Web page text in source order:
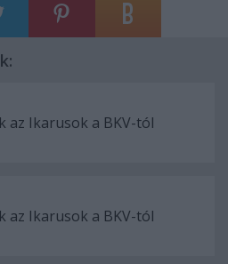
az Ikarusok a BKV-tól
az Ikarusok a BKV-tól